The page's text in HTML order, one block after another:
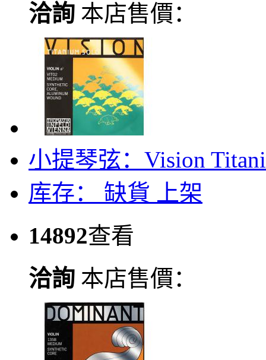
洽詢 本店售價：
小提琴弦：Vision
库存： 缺貨
上架
14892查看
洽詢 本店售價：